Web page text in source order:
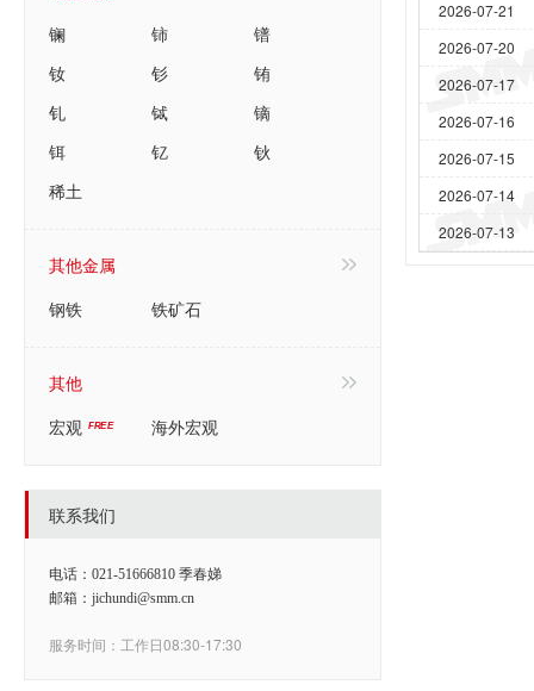
镧
铈
镨
钕
钐
铕
钆
铽
镝
铒
钇
钬
稀土
其他金属
钢铁
铁矿石
其他
宏观
海外宏观
联系我们
电话：021-51666810 季春娣
邮箱：jichundi@smm.cn
服务时间：工作日08:30-17:30
2026-07-21
2026-07-20
2026-07-17
2026-07-16
2026-07-15
2026-07-14
2026-07-13